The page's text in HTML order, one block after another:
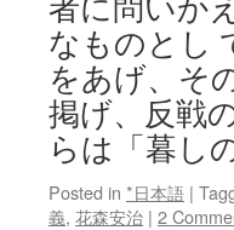
なものとし
をあげ、そ
掲げ、反戦
らは「暮し
Posted in *日本語 |
義, 花森安治 | 2